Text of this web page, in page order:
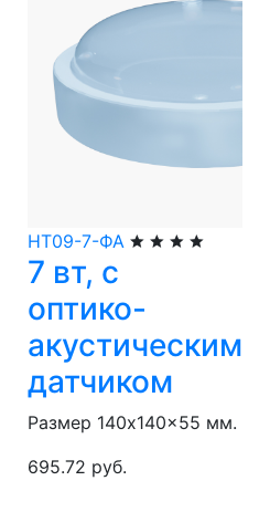
НТ09-7-ФА
7 вт, с
оптико-
акустическим
датчиком
Размер 140x140x55 мм.
695.72 руб.